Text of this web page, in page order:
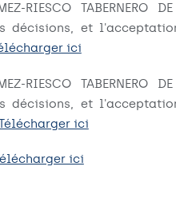
RIESCO TABERNERO
décisions, et
ici
RIESCO TABERNERO
décisions, et
ici
ici